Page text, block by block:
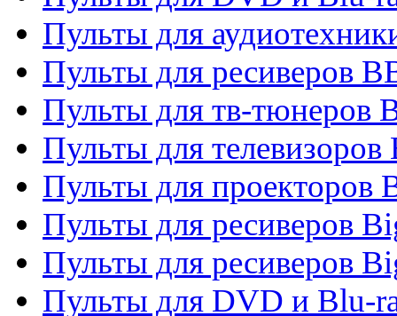
Пульты для
Пульты для ресиверов
Пульты для тв-тюнеров
Пульты для телевизоров
Пульты для проекторов
Пульты для ресиверов
Пульты для ресиверов
Пульты для DVD и Blu-